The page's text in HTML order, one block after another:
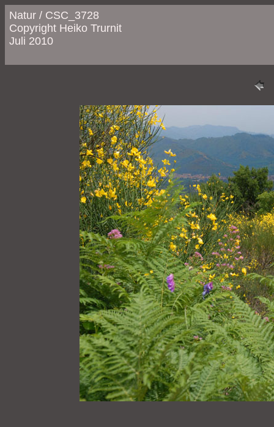
Natur / CSC_3728
Copyright Heiko Trurnit
Juli 2010